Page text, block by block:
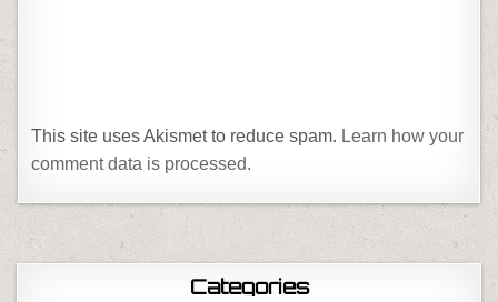
This site uses Akismet to reduce spam. Learn how your
comment data is processed.
Categories